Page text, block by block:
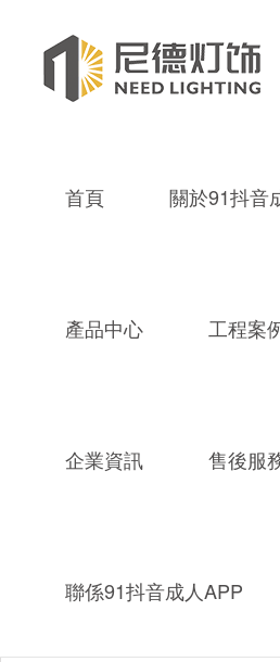
首頁 關於91抖音
產品中心 工程案
企業資訊 售後服
聯係91抖音成人APP